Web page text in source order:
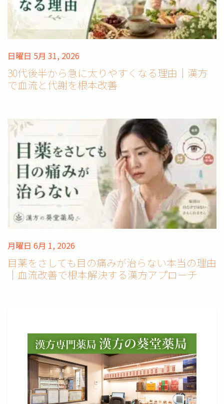
日曜日 5月 31, 2026
30代後半から急に太りやすくなる理由｜漢方
で血流と代謝を根本改善
月曜日 6月 1, 2026
目薬をさしても目の痛みが治らない本当の理由
｜血流改善で根本解決する漢方アプローチ